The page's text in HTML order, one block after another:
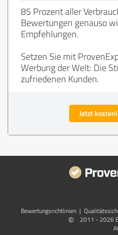
85 Prozent aller
Bewertungen genauso
Empfehlungen.
Setzen Sie mit
Werbung der Welt: Die
zufriedenen Kunden.
Jetzt
Bewertungs­richtlinien |
©
2011 - 2026